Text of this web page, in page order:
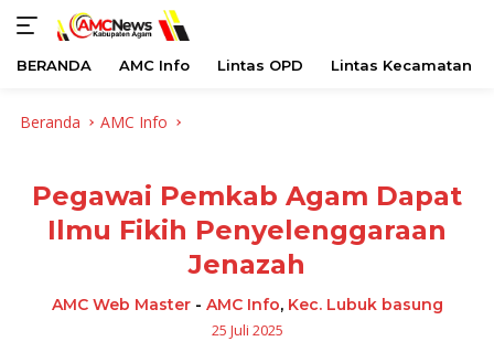
BERANDA AMC Info Lintas OPD Lintas Kecamatan
Beranda AMC Info
Pegawai Pemkab Agam Dapat
Ilmu Fikih Penyelenggaraan
Jenazah
AMC Web Master- AMC Info, Kec. Lubuk basung
25 Juli 2025